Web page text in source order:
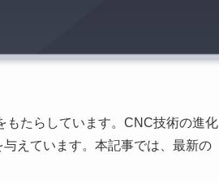
もたらしています。CNC技術の進化
えています。本記事では、最新の